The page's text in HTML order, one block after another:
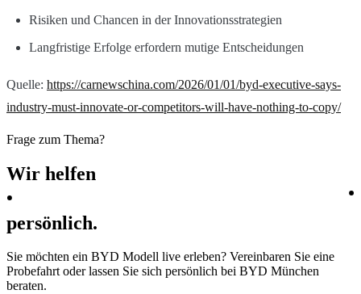
Risiken und Chancen in der Innovationsstrategien
Langfristige Erfolge erfordern mutige Entscheidungen
Quelle: https://carnewschina.com/2026/01/01/byd-executive-says-
industry-must-innovate-or-competitors-will-have-nothing-to-copy/
Frage zum Thema?
Wir helfen
persönlich.
Sie möchten ein BYD Modell live erleben? Vereinbaren Sie eine
Probefahrt oder lassen Sie sich persönlich bei BYD München
beraten.